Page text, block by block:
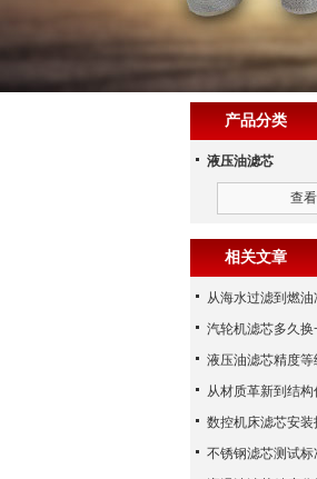
产品分类
液压油滤芯
查
相关文章